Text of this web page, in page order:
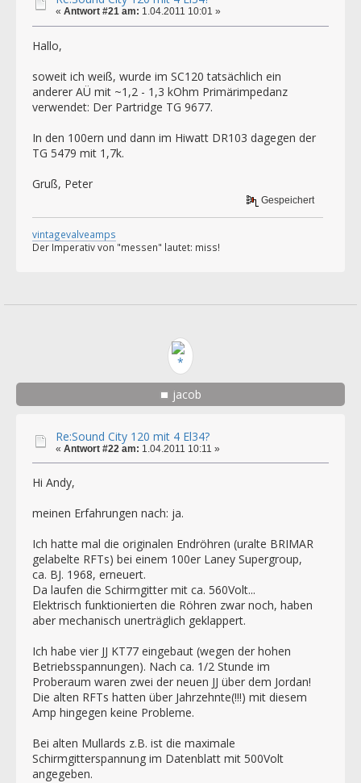
« Antwort #21 am: 1.04.2011 10:01 »
Hallo,
soweit ich weiß, wurde im SC120 tatsächlich ein
anderer AÜ mit ~1,2 - 1,3 kOhm Primärimpedanz
verwendet: Der Partridge TG 9677.
In den 100ern und dann im Hiwatt DR103 dagegen der
TG 5479 mit 1,7k.
Gruß, Peter
Gespeichert
vintagevalveamps
Der Imperativ von "messen" lautet: miss!
jacob
Re:Sound City 120 mit 4 El34?
« Antwort #22 am: 1.04.2011 10:11 »
Hi Andy,
meinen Erfahrungen nach: ja.
Ich hatte mal die originalen Endröhren (uralte BRIMAR
gelabelte RFTs) bei einem 100er Laney Supergroup,
ca. BJ. 1968, erneuert.
Da laufen die Schirmgitter mit ca. 560Volt...
Elektrisch funktionierten die Röhren zwar noch, haben
aber mechanisch unerträglich geklappert.
Ich habe vier JJ KT77 eingebaut (wegen der hohen
Betriebsspannungen). Nach ca. 1/2 Stunde im
Proberaum waren zwei der neuen JJ über dem Jordan!
Die alten RFTs hatten über Jahrzehnte(!!!) mit diesem
Amp hingegen keine Probleme.
Bei alten Mullards z.B. ist die maximale
Schirmgitterspannung im Datenblatt mit 500Volt
angegeben.